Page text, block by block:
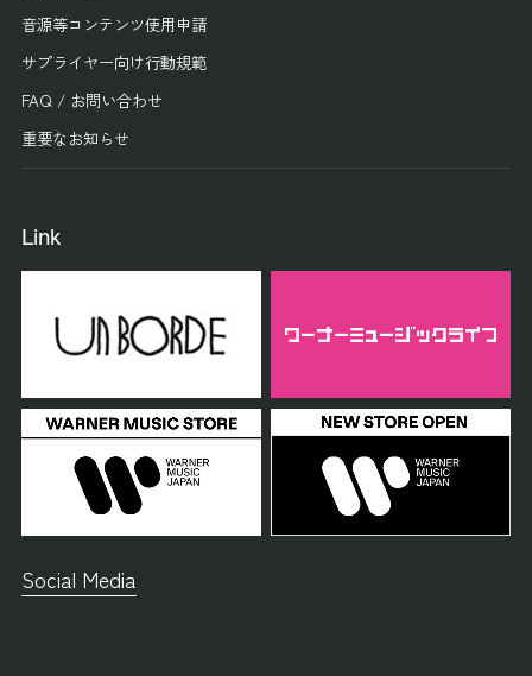
音源等コンテンツ使用申請
サプライヤー向け行動規範
FAQ / お問い合わせ
重要なお知らせ
Link
Social Media